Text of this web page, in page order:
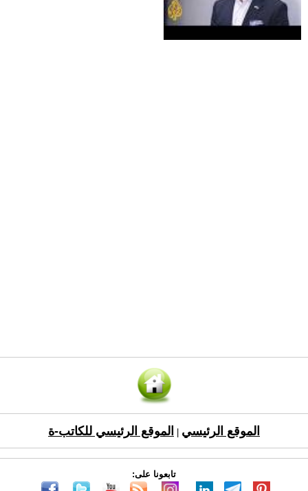
الموقع الرئيسي الموقع الرئيسي للكاتب-ة
تابعونا على: